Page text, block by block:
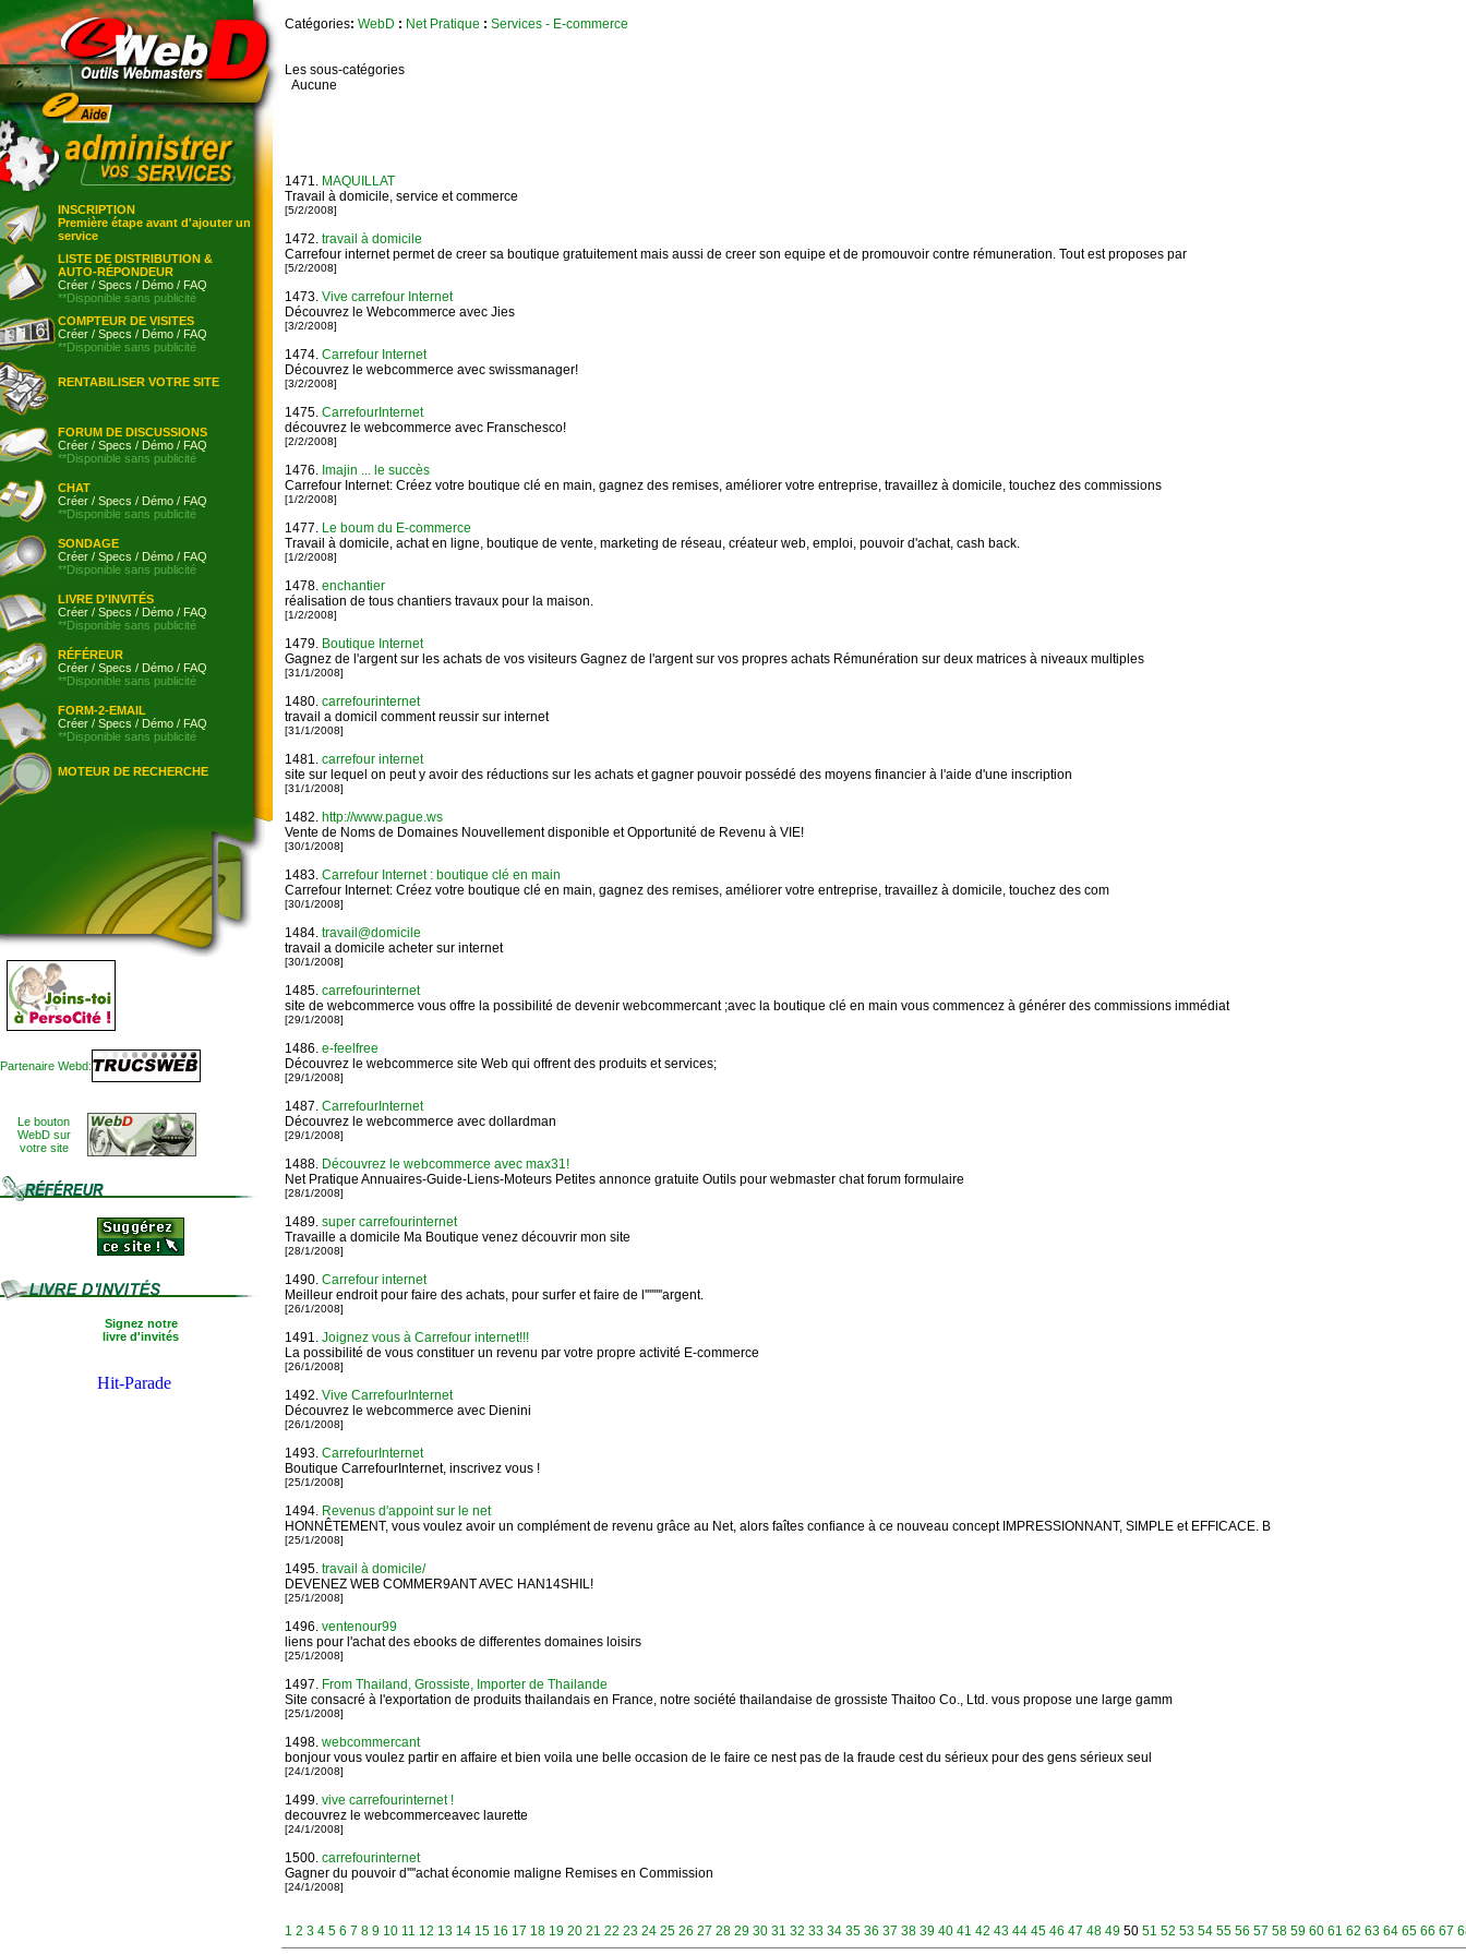
INSCRIPTION
Première étape avant d'ajouter un
service
LISTE DE DISTRIBUTION &
AUTO-RÉPONDEUR
Créer / Specs / Démo / FAQ
**Disponible sans publicité
COMPTEUR DE VISITES
Créer / Specs / Démo / FAQ
**Disponible sans publicité
RENTABILISER VOTRE SITE
FORUM DE DISCUSSIONS
Créer / Specs / Démo / FAQ
**Disponible sans publicité
CHAT
Créer / Specs / Démo / FAQ
**Disponible sans publicité
SONDAGE
Créer / Specs / Démo / FAQ
**Disponible sans publicité
LIVRE D'INVITÉS
Créer / Specs / Démo / FAQ
**Disponible sans publicité
RÉFÉREUR
Créer / Specs / Démo / FAQ
**Disponible sans publicité
FORM-2-EMAIL
Créer / Specs / Démo / FAQ
**Disponible sans publicité
MOTEUR DE RECHERCHE
Partenaire Webd:
Le bouton
WebD sur
votre site
Signez notre
livre d'invités
Catégories: WebD : Net Pratique : Services - E-commerce
Les sous-catégories
Aucune
1471. MAQUILLAT
Travail à domicile, service et commerce
[5/2/2008]
1472. travail à domicile
Carrefour internet permet de creer sa boutique gratuitement mais aussi de creer son equipe et de promouvoir contre rémuneration. Tout est proposes par
[5/2/2008]
1473. Vive carrefour Internet
Découvrez le Webcommerce avec Jies
[3/2/2008]
1474. Carrefour Internet
Découvrez le webcommerce avec swissmanager!
[3/2/2008]
1475. CarrefourInternet
découvrez le webcommerce avec Franschesco!
[2/2/2008]
1476. Imajin ... le succès
Carrefour Internet: Créez votre boutique clé en main, gagnez des remises, améliorer votre entreprise, travaillez à domicile, touchez des commissions
[1/2/2008]
1477. Le boum du E-commerce
Travail à domicile, achat en ligne, boutique de vente, marketing de réseau, créateur web, emploi, pouvoir d'achat, cash back.
[1/2/2008]
1478. enchantier
réalisation de tous chantiers travaux pour la maison.
[1/2/2008]
1479. Boutique Internet
Gagnez de l'argent sur les achats de vos visiteurs Gagnez de l'argent sur vos propres achats Rémunération sur deux matrices à niveaux multiples
[31/1/2008]
1480. carrefourinternet
travail a domicil comment reussir sur internet
[31/1/2008]
1481. carrefour internet
site sur lequel on peut y avoir des réductions sur les achats et gagner pouvoir possédé des moyens financier à l'aide d'une inscription
[31/1/2008]
1482. http://www.pague.ws
Vente de Noms de Domaines Nouvellement disponible et Opportunité de Revenu à VIE!
[30/1/2008]
1483. Carrefour Internet : boutique clé en main
Carrefour Internet: Créez votre boutique clé en main, gagnez des remises, améliorer votre entreprise, travaillez à domicile, touchez des com
[30/1/2008]
1484. travail@domicile
travail a domicile acheter sur internet
[30/1/2008]
1485. carrefourinternet
site de webcommerce vous offre la possibilité de devenir webcommercant ;avec la boutique clé en main vous commencez à générer des commissions immédiat
[29/1/2008]
1486. e-feelfree
Découvrez le webcommerce site Web qui offrent des produits et services;
[29/1/2008]
1487. CarrefourInternet
Découvrez le webcommerce avec dollardman
[29/1/2008]
1488. Découvrez le webcommerce avec max31!
Net Pratique Annuaires-Guide-Liens-Moteurs Petites annonce gratuite Outils pour webmaster chat forum formulaire
[28/1/2008]
1489. super carrefourinternet
Travaille a domicile Ma Boutique venez découvrir mon site
[28/1/2008]
1490. Carrefour internet
Meilleur endroit pour faire des achats, pour surfer et faire de l''''''''argent.
[26/1/2008]
1491. Joignez vous à Carrefour internet!!!
La possibilité de vous constituer un revenu par votre propre activité E-commerce
[26/1/2008]
1492. Vive CarrefourInternet
Découvrez le webcommerce avec Dienini
[26/1/2008]
1493. CarrefourInternet
Boutique CarrefourInternet, inscrivez vous !
[25/1/2008]
1494. Revenus d'appoint sur le net
HONNÊTEMENT, vous voulez avoir un complément de revenu grâce au Net, alors faîtes confiance à ce nouveau concept IMPRESSIONNANT, SIMPLE et EFFICACE. B
[25/1/2008]
1495. travail à domicile/
DEVENEZ WEB COMMER9ANT AVEC HAN14SHIL!
[25/1/2008]
1496. ventenour99
liens pour l'achat des ebooks de differentes domaines loisirs
[25/1/2008]
1497. From Thailand, Grossiste, Importer de Thailande
Site consacré à l'exportation de produits thailandais en France, notre société thailandaise de grossiste Thaitoo Co., Ltd. vous propose une large gamm
[25/1/2008]
1498. webcommercant
bonjour vous voulez partir en affaire et bien voila une belle occasion de le faire ce nest pas de la fraude cest du sérieux pour des gens sérieux seul
[24/1/2008]
1499. vive carrefourinternet !
decouvrez le webcommerceavec laurette
[24/1/2008]
1500. carrefourinternet
Gagner du pouvoir d''''achat économie maligne Remises en Commission
[24/1/2008]
1 2 3 4 5 6 7 8 9 10 11 12 13 14 15 16 17 18 19 20 21 22 23 24 25 26 27 28 29 30 31 32 33 34 35 36 37 38 39 40 41 42 43 44 45 46 47 48 49 50 51 52 53 54 55 56 57 58 59 60 61 62 63 64 65 66 67